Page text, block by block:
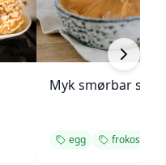
Myk smørbar
egg frokost